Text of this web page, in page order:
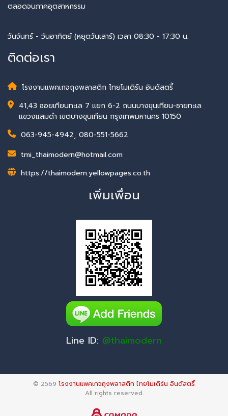
ตลอดจนภาคอุตสาหกรรม
วันจันทร์ - วันอาทิตย์ (หยุดวันเสาร์) เวลา 08:30 - 17:30 น.
ติดต่อเรา
โรงงานแพคเกจถุงพลาสติก ไทยโมเดิร์น อินดัสตรี้
41,43 ซอยเทียนทะเล 7 แยก 6-2 ถนนบางขุนเทียน-ชายทะเล
แขวงแสมดำ เขตบางขุนเทียน กรุงเทพมหานคร 10150
063-945-4942, 080-551-5662
tmi_thaimodern@hotmail.com
https://thaimodern.yellowpages.co.th
เพิ่มเพื่อน
Line ID: @thaimodern
© 2569 โรงงานแพคเกจถุงพลาสติก ไทยโมเดิร์น อินดัสตรี้
All rights reserved.